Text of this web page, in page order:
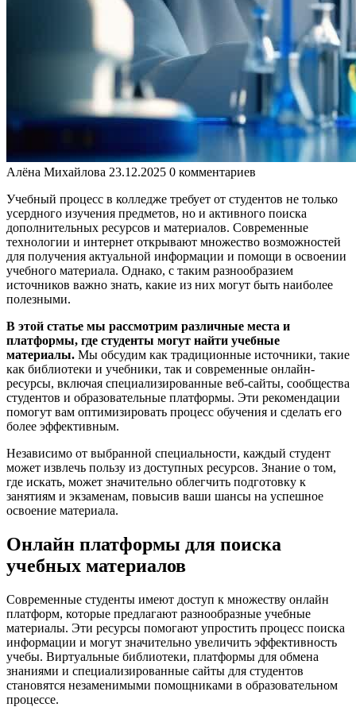
Алёна Михайлова 23.12.2025 0 комментариев
Учебный процесс в колледже требует от студентов не только
усердного изучения предметов, но и активного поиска
дополнительных ресурсов и материалов. Современные
технологии и интернет открывают множество возможностей
для получения актуальной информации и помощи в освоении
учебного материала. Однако, с таким разнообразием
источников важно знать, какие из них могут быть наиболее
полезными.
В этой статье мы рассмотрим различные места и
платформы, где студенты могут найти учебные
материалы. Мы обсудим как традиционные источники, такие
как библиотеки и учебники, так и современные онлайн-
ресурсы, включая специализированные веб-сайты, сообщества
студентов и образовательные платформы. Эти рекомендации
помогут вам оптимизировать процесс обучения и сделать его
более эффективным.
Независимо от выбранной специальности, каждый студент
может извлечь пользу из доступных ресурсов. Знание о том,
где искать, может значительно облегчить подготовку к
занятиям и экзаменам, повысив ваши шансы на успешное
освоение материала.
Онлайн платформы для поиска
учебных материалов
Современные студенты имеют доступ к множеству онлайн
платформ, которые предлагают разнообразные учебные
материалы. Эти ресурсы помогают упростить процесс поиска
информации и могут значительно увеличить эффективность
учебы. Виртуальные библиотеки, платформы для обмена
знаниями и специализированные сайты для студентов
становятся незаменимыми помощниками в образовательном
процессе.